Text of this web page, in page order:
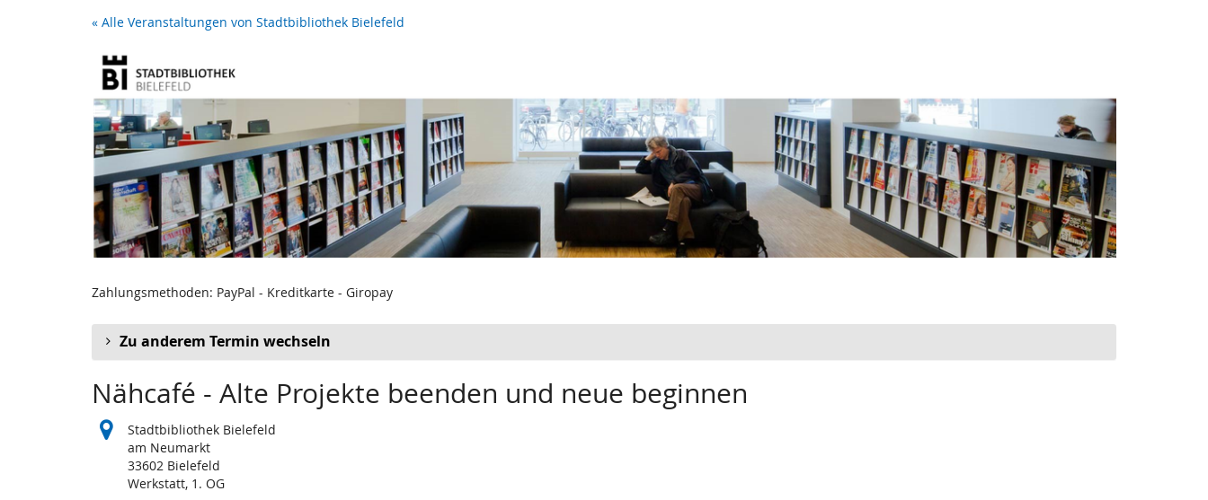
« Alle Veranstaltungen von Stadtbibliothek Bielefeld
Zahlungsmethoden: PayPal - Kreditkarte - Giropay
Zu anderem Termin wechseln
Nähcafé - Alte Projekte beenden und neue beginnen
Stadtbibliothek Bielefeld
am Neumarkt
33602 Bielefeld
Werkstatt, 1. OG